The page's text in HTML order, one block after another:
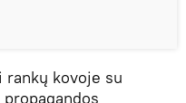
kovoje su